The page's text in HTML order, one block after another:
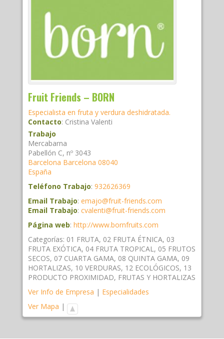
Fruit Friends – BORN
Especialista en fruta y verdura deshidratada.
Contacto: Cristina Valenti
Trabajo
Mercabarna
Pabellón C, nº 3043
Barcelona Barcelona 08040
España
Teléfono Trabajo: 932626369
Email Trabajo: emajo@fruit-friends.com
Email Trabajo: cvalenti@fruit-friends.com
Página web: http://www.bornfruits.com
Categorías: 01 FRUTA, 02 FRUTA ÉTNICA, 03
FRUTA EXÓTICA, 04 FRUTA TROPICAL, 05 FRUTOS
SECOS, 07 CUARTA GAMA, 08 QUINTA GAMA, 09
HORTALIZAS, 10 VERDURAS, 12 ECOLÓGICOS, 13
PRODUCTO PROXIMIDAD, FRUTAS Y HORTALIZAS
Ver Info de Empresa | Especialidades
Ver Mapa |